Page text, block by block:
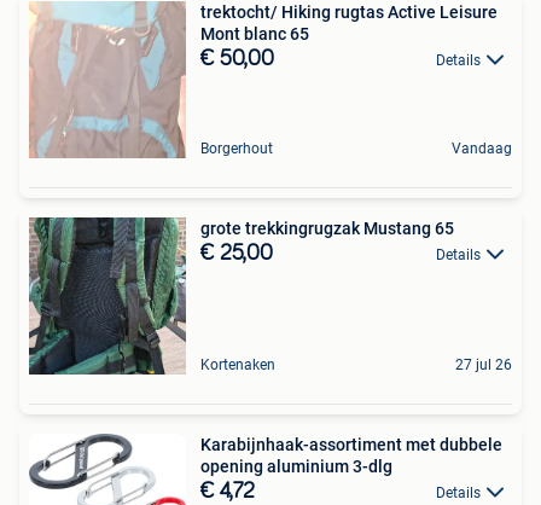
trektocht/ Hiking rugtas Active Leisure
Mont blanc 65
€ 50,00 Details
Borgerhout Vandaag
grote trekkingrugzak Mustang 65
€ 25,00 Details
Kortenaken 27 jul 26
Karabijnhaak-assortiment met dubbele
opening aluminium 3-dlg
€ 4,72 Details